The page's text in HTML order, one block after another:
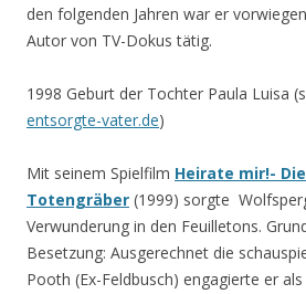
den folgenden Jahren war er
Autor von TV-Dokus tätig.
1998 Geburt der Tochter Paula Luisa
entsorgte-vater.de)
Mit seinem Spielfilm Heirate mir!-
Totengräber (1999) sorgte
Verwunderung in den Feuilletons.
Besetzung: Ausgerechnet die
Pooth (Ex-Feldbusch) engagierte er